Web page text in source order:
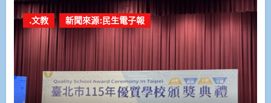
.文教 新聞來源:民生電子報